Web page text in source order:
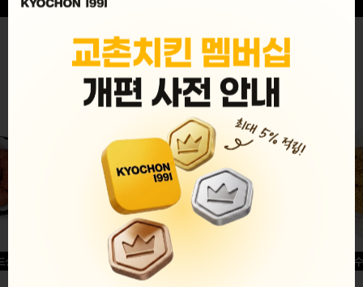
MENU
글윙
반반순살[레드+허니]
허니옥